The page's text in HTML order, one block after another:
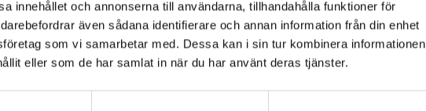
innehållet och annonserna till användarna, tillhandahålla funktioner för
även sådana identifierare och annan information från din enhet
som vi samarbetar med. Dessa kan i sin tur kombinera informationen
eller som de har samlat in när du har använt deras tjänster.